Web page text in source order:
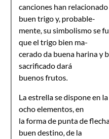
canciones han
buen trigo y, probable-
mente, su simbolismo se
que el trigo bien ma-
cerado da buena harina y
sacrificado dará
buenos frutos.
La estrella se dispone en
ocho elementos, en
la forma de punta de
buen destino, de la